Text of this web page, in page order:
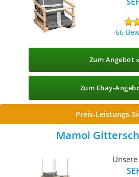
66
Zum Angebot »
Zum Ebay-
Preis-Leistungs-
Mamoi